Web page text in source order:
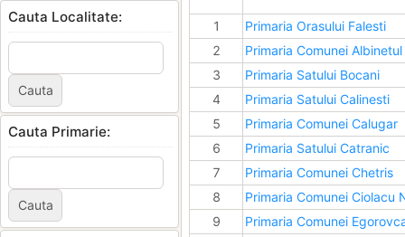
Cauta Localitate:
Cauta Primarie:
1
Primaria Orasului Falesti
2
Primaria Comunei Albinetul
3
Primaria Satului Bocani
4
Primaria Satului Calinesti
5
Primaria Comunei Calugar
6
Primaria Satului Catranic
7
Primaria Comunei Chetris
8
Primaria Comunei Ciolacu
9
Primaria Comunei